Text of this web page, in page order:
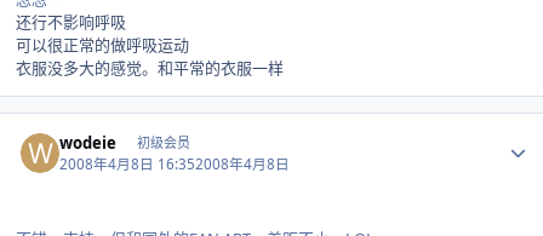
还行不影响呼吸
可以很正常的做呼吸运动
衣服没多大的感觉。和平常的衣服一样
wodeie 初级会员
2008年4月8日 16:352008年4月8日